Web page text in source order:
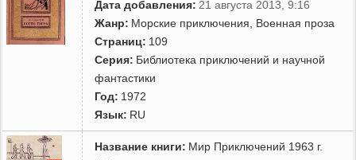
Дата добавления: 21 августа 2013, 9:16
Жанр: Морские приключения
Военная проза
Страниц: 109
Серия: Библиотека приключений и научной
фантастики
Год: 1972
Язык: RU
Название книги: Мир Приключений 1963 г.